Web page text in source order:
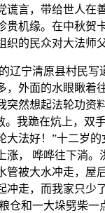
谎言，带给世人在
贵机缘。在中秋贺
织的民众对大法师
辽宁清原县村民写
，外面的水眼瞅着
突然想起法轮功资
。我跪在炕上，双
大法好！”十二岁
涨， 哗哗往下淌。
管被大水冲走，屋
冲走，而我家只少
仓和一大垛劈柴一